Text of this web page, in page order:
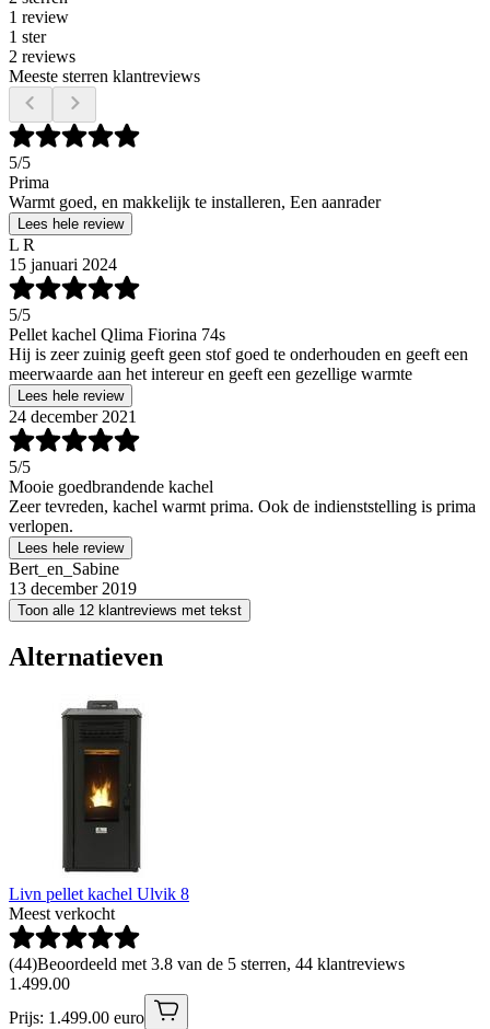
1 review
1 ster
2 reviews
Meeste sterren klantreviews
5/5
Prima
Warmt goed, en makkelijk te installeren, Een aanrader
Lees hele review
L R
15 januari 2024
5/5
Pellet kachel Qlima Fiorina 74s
Hij is zeer zuinig geeft geen stof goed te onderhouden en geeft een
meerwaarde aan het intereur en geeft een gezellige warmte
Lees hele review
24 december 2021
5/5
Mooie goedbrandende kachel
Zeer tevreden, kachel warmt prima. Ook de indienststelling is prima
verlopen.
Lees hele review
Bert_en_Sabine
13 december 2019
Toon alle 12 klantreviews met tekst
Alternatieven
Livn pellet kachel Ulvik 8
Meest verkocht
(44)Beoordeeld met 3.8 van de 5 sterren, 44 klantreviews
1 .499.00
Prijs: 1.499.00 euro